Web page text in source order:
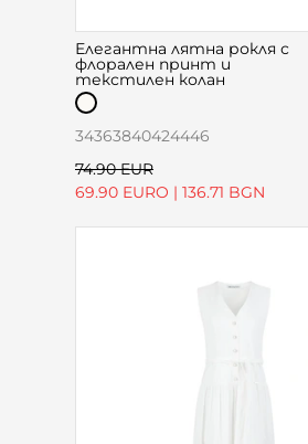
Елегантна лятна рокля с
флорален принт и
текстилен колан
34363840424446
74.90 EUR
69.90 EURO | 136.71 BGN